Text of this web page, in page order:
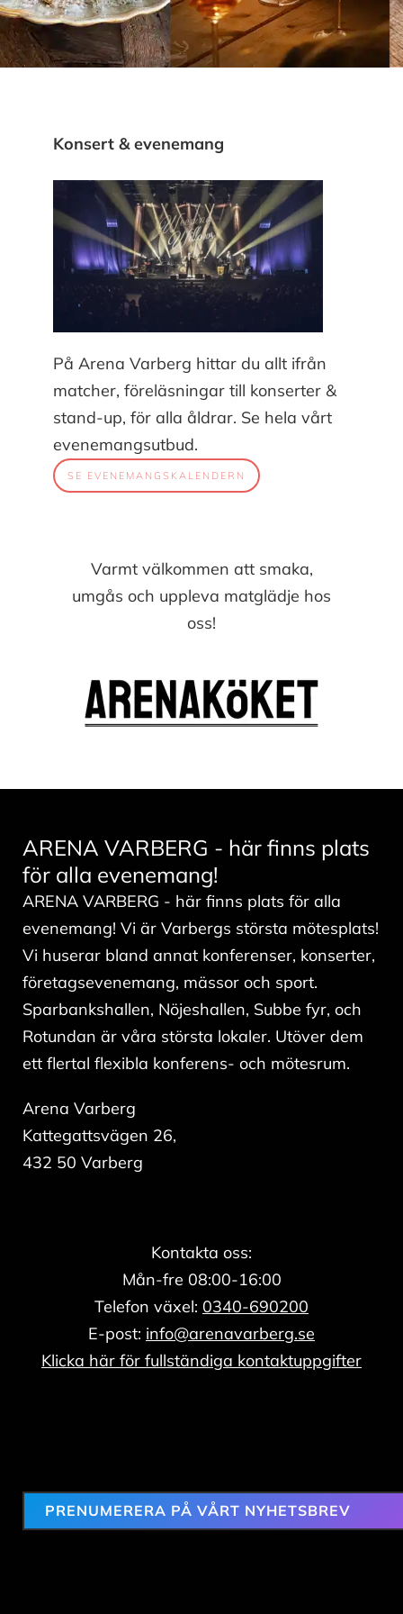
Konsert & evenemang
På Arena Varberg hittar du allt ifrån
matcher, föreläsningar till konserter &
stand-up, för alla åldrar. Se hela vårt
evenemangsutbud.
SE EVENEMANGSKALENDERN
Varmt välkommen att smaka,
umgås och uppleva matglädje hos
oss!
ARENA VARBERG - här finns plats
för alla evenemang!
ARENA VARBERG - här finns plats för alla
evenemang! Vi är Varbergs största mötesplats!
Vi huserar bland annat konferenser, konserter,
företagsevenemang, mässor och sport.
Sparbankshallen, Nöjeshallen, Subbe fyr, och
Rotundan är våra största lokaler. Utöver dem
ett flertal flexibla konferens- och mötesrum.
Arena Varberg
Kattegattsvägen 26,
432 50 Varberg
Kontakta oss:
Mån-fre 08:00-16:00
Telefon växel: 0340-690200
E-post: info@arenavarberg.se
Klicka här för fullständiga kontaktuppgifter
PRENUMERERA PÅ VÅRT NYHETSBREV